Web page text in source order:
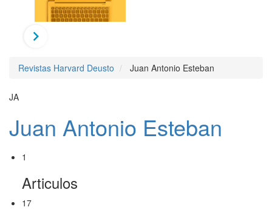
Revistas Harvard Deusto Juan Antonio Esteban
JA
Juan Antonio Esteban
1
Articulos
17